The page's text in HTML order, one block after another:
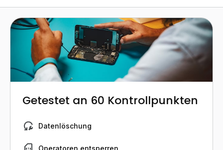
Getestet an 60 Kontrollpunkten
Datenlöschung
Operatoren entsperren